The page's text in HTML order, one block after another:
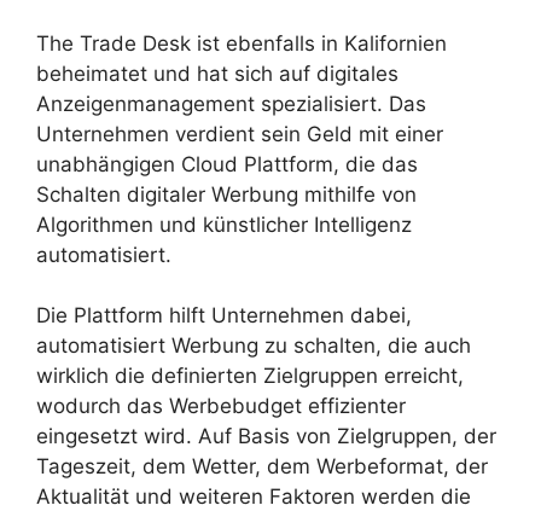
The Trade Desk ist ebenfalls in Kalifornien
beheimatet und hat sich auf digitales
Anzeigenmanagement spezialisiert. Das
Unternehmen verdient sein Geld mit einer
unabhängigen Cloud Plattform, die das
Schalten digitaler Werbung mithilfe von
Algorithmen und künstlicher Intelligenz
automatisiert.
Die Plattform hilft Unternehmen dabei,
automatisiert Werbung zu schalten, die auch
wirklich die definierten Zielgruppen erreicht,
wodurch das Werbebudget effizienter
eingesetzt wird. Auf Basis von Zielgruppen, der
Tageszeit, dem Wetter, dem Werbeformat, der
Aktualität und weiteren Faktoren werden die